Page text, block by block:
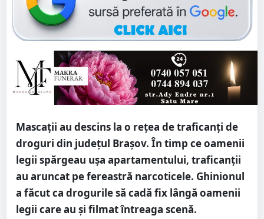
Mascații au descins la o rețea de traficanți de
droguri din județul Brașov. În timp ce oamenii
legii spărgeau ușa apartamentului, traficanții
au aruncat pe fereastră narcoticele. Ghinionul
a făcut ca drogurile să cadă fix lângă oamenii
legii care au și filmat întreaga scenă.